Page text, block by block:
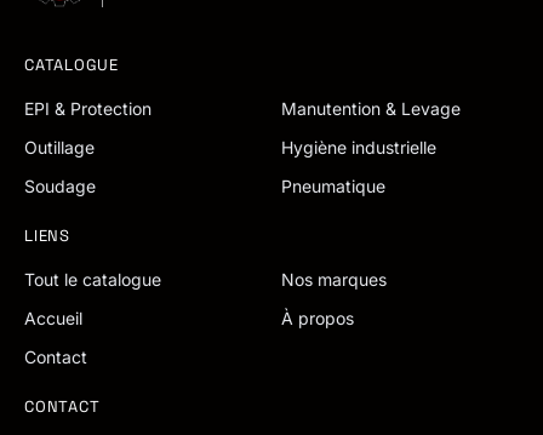
CATALOGUE
EPI & Protection
Manutention & Levage
Outillage
Hygiène industrielle
Soudage
Pneumatique
LIENS
Tout le catalogue
Nos marques
Accueil
À propos
Contact
CONTACT